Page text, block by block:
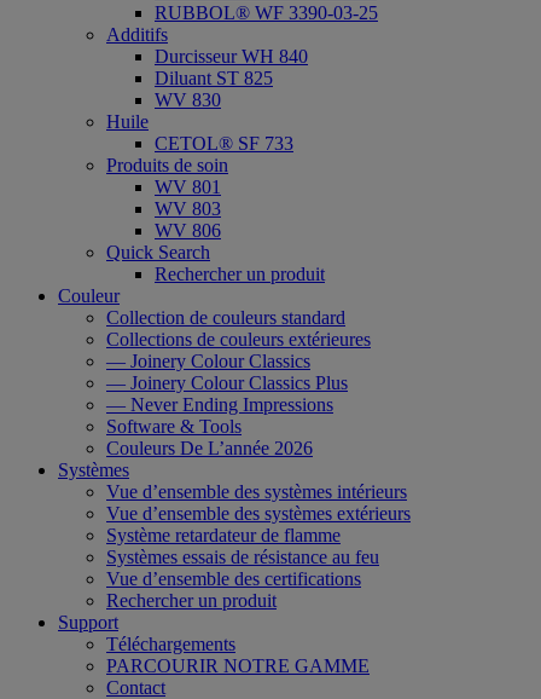
RUBBOL® WF 3390-03-25
Additifs
Durcisseur WH 840
Diluant ST 825
WV 830
Huile
CETOL® SF 733
Produits de soin
WV 801
WV 803
WV 806
Quick Search
Rechercher un produit
Couleur
Collection de couleurs standard
Collections de couleurs extérieures
— Joinery Colour Classics
— Joinery Colour Classics Plus
— Never Ending Impressions
Software & Tools
Couleurs De L’année 2026
Systèmes
Vue d’ensemble des systèmes intérieurs
Vue d’ensemble des systèmes extérieurs
Système retardateur de flamme
Systèmes essais de résistance au feu
Vue d’ensemble des certifications
Rechercher un produit
Support
Téléchargements
PARCOURIR NOTRE GAMME
Contact